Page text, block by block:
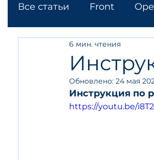
Все статьи Front
6 мин. чтения
Обновлено: 24 мая
Инструкция по
https://youtu.be/